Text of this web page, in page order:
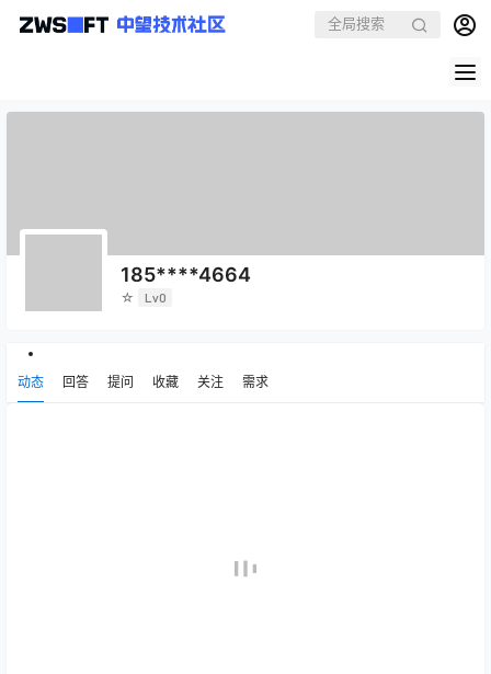
185****4664
☆ Lv0
动态 回答 提问 收藏 关注 需求